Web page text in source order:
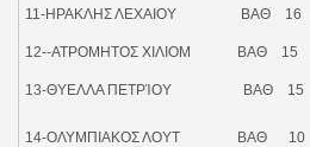
11-ΗΡΑΚΛΗΣ ΛΕΧΑΙΟΥ ΒΑΘ 16
12--ΑΤΡΟΜΗΤΟΣ ΧΙΛΙΟΜ ΒΑΘ 15
13-ΘΥΕΛΛΑ ΠΕΤΡΊΟΥ ΒΑΘ 15
14-ΟΛΥΜΠΙΑΚΟΣ ΛΟΥΤ ΒΑΘ 10